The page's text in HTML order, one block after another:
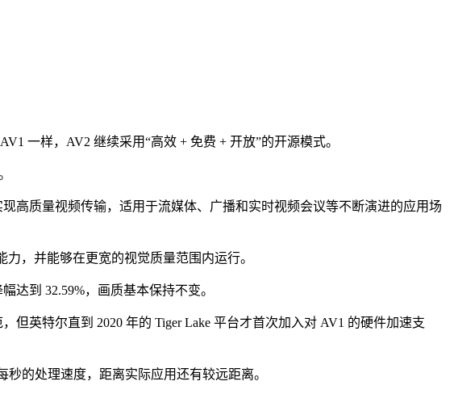
一样，AV2 继续采用“高效 + 免费 + 开放”的开源模式。
高质量视频传输，适用于流媒体、广播和实时视频会议等不断演进的应用场
，并能够在更宽的视觉质量范围内运行。
达到 32.59%，画质基本保持不变。
英特尔直到 2020 年的 Tiger Lake 平台才首次加入对 AV1 的硬件加速支
的处理速度，距离实际应用还有较远距离。